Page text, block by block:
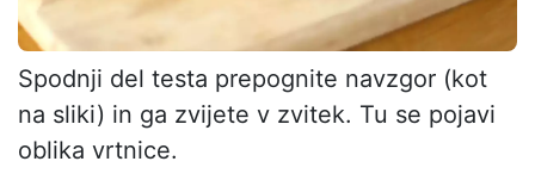
Spodnji del testa prepognite navzgor (kot
na sliki) in ga zvijete v zvitek. Tu se pojavi
oblika vrtnice.